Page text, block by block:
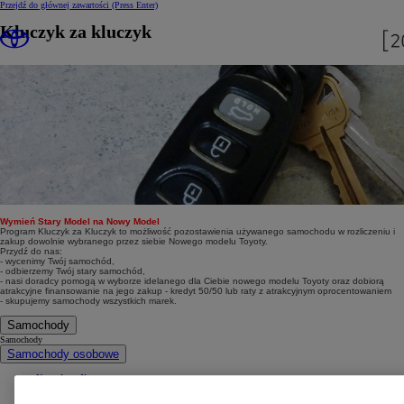
Przejdź do głównej zawartości (Press Enter)
Kluczyk za kluczyk
Wymień Stary Model na Nowy Model
Program Kluczyk za Kluczyk to możliwość pozostawienia używanego samochodu w rozliczeniu i
zakup dowolnie wybranego przez siebie Nowego modelu Toyoty.
Przydź do nas:
- wycenimy Twój samochód,
- odbierzemy Twój stary samochód,
- nasi doradcy pomogą w wyborze idelanego dla Ciebie nowego modelu Toyoty oraz dobiorą
atrakcyjne finansowanie na jego zakup - kredyt 50/50 lub raty z atrakcyjnym oprocentowaniem
- skupujemy samochody wszystkich marek.
Samochody
Samochody
Samochody osobowe
Nowe Aygo X